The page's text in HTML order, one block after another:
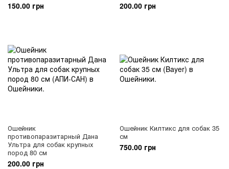
150.00 грн 200.00 грн
Ошейник
противопаразитарный Дана
Ультра для собак крупных
пород 80 см
200.00 грн
Ошейник Килтикс для собак 35
см
750.00 грн